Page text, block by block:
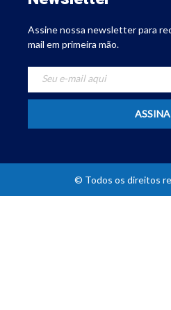
Assine nossa newsletter para
mail em primeira mão.
© Todos os direitos